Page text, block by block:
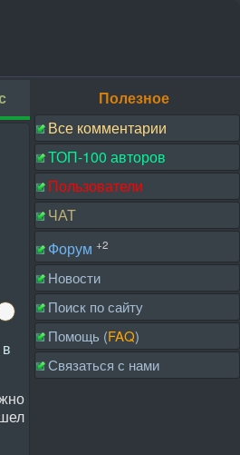
Полезное
Все комментарии
ТОП-100 авторов
Пользователи
ЧАТ
Форум +2
Новости
Поиск по сайту
Помощь (FAQ)
Связаться с нами